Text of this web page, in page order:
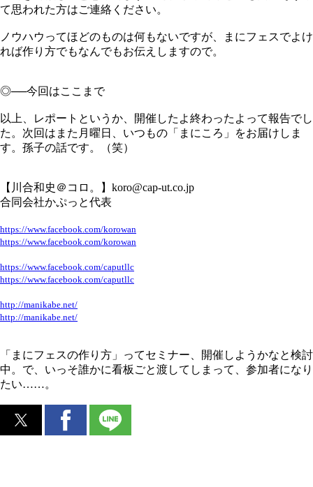
て思われた方はご連絡ください。
ノウハウってほどのものは何もないですが、まにフェスでよけ
れば作り方でもなんでもお伝えしますので。
◎──今回はここまで
以上、レポートというか、開催したよ終わったよって報告でし
た。次回はまた月曜日、いつもの「まにころ」をお届けしま
す。孫子の話です。（笑）
【川合和史＠コロ。】koro@cap-ut.co.jp
合同会社かぷっと代表
https://www.facebook.com/korowan
https://www.facebook.com/korowan
https://www.facebook.com/caputllc
https://www.facebook.com/caputllc
http://manikabe.net/
http://manikabe.net/
「まにフェスの作り方」ってセミナー、開催しようかなと検討
中。で、いっそ誰かに看板ごと渡してしまって、参加者になり
たい……。